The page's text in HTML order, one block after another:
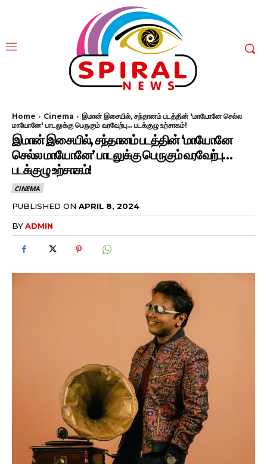
Home Cinema
இமான் இசையில், சந்தானம் படத்தின் 'மாயோனே செல்ல
மாயோனே' பாடலுக்கு பெருகும் வரவேற்பு... படக்குழு உற்சாகம்!
இமான் இசையில், சந்தானம் படத்தின் ‘மாயோனே
செல்ல மாயோனே’ பாடலுக்கு பெருகும் வரவேற்பு…
படக்குழு உற்சாகம்!
CINEMA
PUBLISHED ON APRIL 8, 2024
BYADMIN